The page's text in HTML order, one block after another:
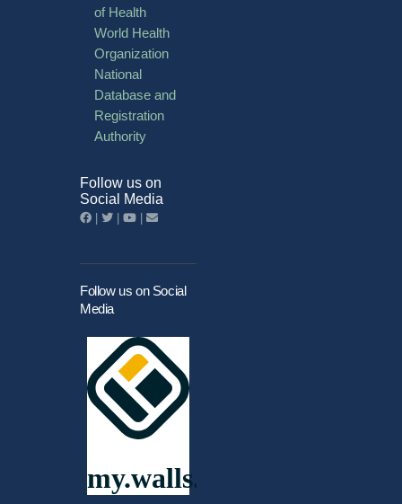
of Health
World Health
Organization
National
Database and
Registration
Authority
Follow us on
Social Media
Follow us on Social
Media